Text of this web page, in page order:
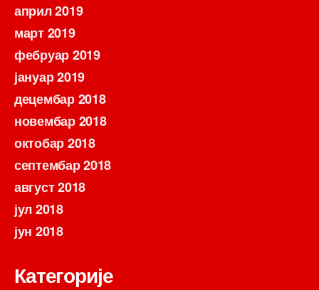
април 2019
март 2019
фебруар 2019
јануар 2019
децембар 2018
новембар 2018
октобар 2018
септембар 2018
август 2018
јул 2018
јун 2018
Категорије